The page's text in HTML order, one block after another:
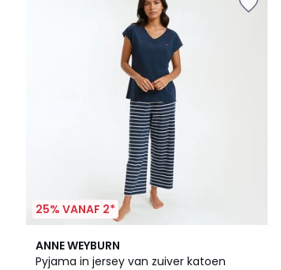
25% VANAF 2*
ANNE WEYBURN
Pyjama in jersey van zuiver katoen
4.5
/ 5
3
Kleuren